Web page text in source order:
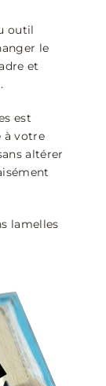
outil
le
et
est
à votre
altérer
lamelles